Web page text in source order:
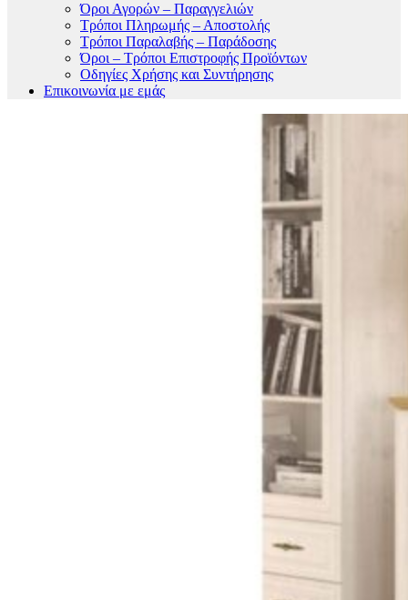
Όροι Αγορών – Παραγγελιών
Τρόποι Πληρωμής – Αποστολής
Τρόποι Παραλαβής – Παράδοσης
Όροι – Τρόποι Επιστροφής Προϊόντων
Οδηγίες Χρήσης και Συντήρησης
Επικοινωνία με εμάς